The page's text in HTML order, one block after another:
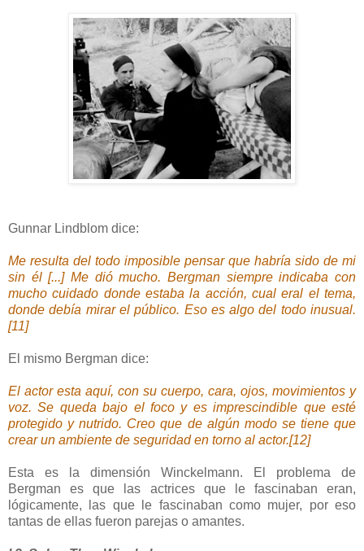
Gunnar Lindblom dice:
Me resulta del todo imposible pensar que habría sido de mi
sin él [...] Me dió mucho. Bergman siempre indicaba con
mucho cuidado donde estaba la acción, cual eral el tema,
donde debía mirar el público. Eso es algo del todo inusual.
[11]
El mismo Bergman dice:
El actor esta aquí, con su cuerpo, cara, ojos, movimientos y
voz. Se queda bajo el foco y es imprescindible que esté
protegido y nutrido. Creo que de algún modo se tiene que
crear un ambiente de seguridad en torno al actor.[12]
Esta es la dimensión Winckelmann. El problema de
Bergman es que las actrices que le fascinaban eran,
lógicamente, las que le fascinaban como mujer, por eso
tantas de ellas fueron parejas o amantes.